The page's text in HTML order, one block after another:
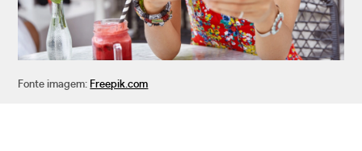
Fonte imagem: Freepik.com